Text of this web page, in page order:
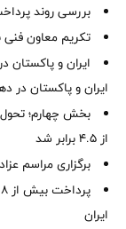
بررسی روند
تکریم معاون فنی
ایران و
ایران و پاکستان در
بخش چهارم؛ تحول
از ۴.۵ برابر شد
برگزاری مراسم
ایران